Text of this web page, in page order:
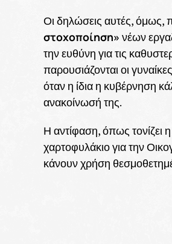
Οι δηλώσεις αυτές, όμως,
στοχοποίηση» νέων
την ευθύνη για τις
παρουσιάζονται οι
όταν η ίδια η κυβέρνηση
ανακοίνωσή της.
Η αντίφαση, όπως τονίζει
χαρτοφυλάκιο για την
κάνουν χρήση